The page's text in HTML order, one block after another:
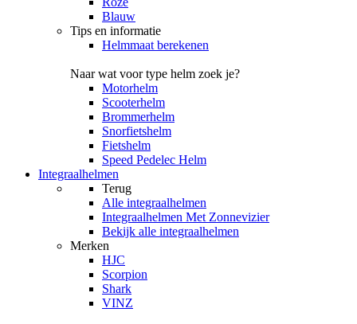
Blauw
Tips en informatie
Helmmaat berekenen
Naar wat voor type helm zoek je?
Motorhelm
Scooterhelm
Brommerhelm
Snorfietshelm
Fietshelm
Speed Pedelec Helm
Integraalhelmen
Terug
Alle integraalhelmen
Integraalhelmen Met Zonnevizier
Bekijk alle integraalhelmen
Merken
HJC
Scorpion
Shark
VINZ